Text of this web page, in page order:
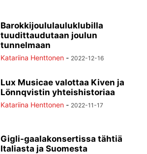
Barokkijoululauluklubilla
tuudittaudutaan joulun
tunnelmaan
Katariina Henttonen - 2022-12-16
Lux Musicae valottaa Kiven ja
Lönnqvistin yhteishistoriaa
Katariina Henttonen - 2022-11-17
Gigli-gaalakonsertissa tähtiä
Italiasta ja Suomesta